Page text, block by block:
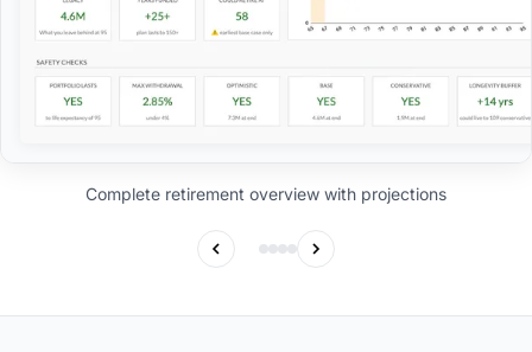
Complete retirement overview with projections